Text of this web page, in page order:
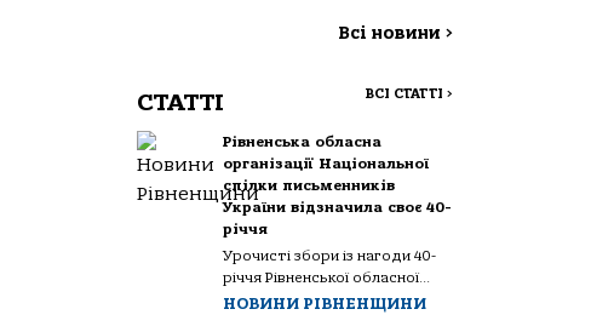
Всі новини >
СТАТТІ ВСІ СТАТТІ >
Рівненська обласна
організації Національної
спілки письменників
України відзначила своє 40-
річчя
Урочисті збори із нагоди 40-
річчя Рівненської обласної...
НОВИНИ РІВНЕНЩИНИ